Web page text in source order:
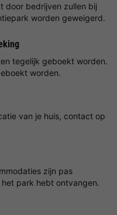
door bedrijven zullen bij
worden geweigerd.
tegelijk geboekt worden.
worden.
van je huis, contact op
zijn pas
park hebt ontvangen.